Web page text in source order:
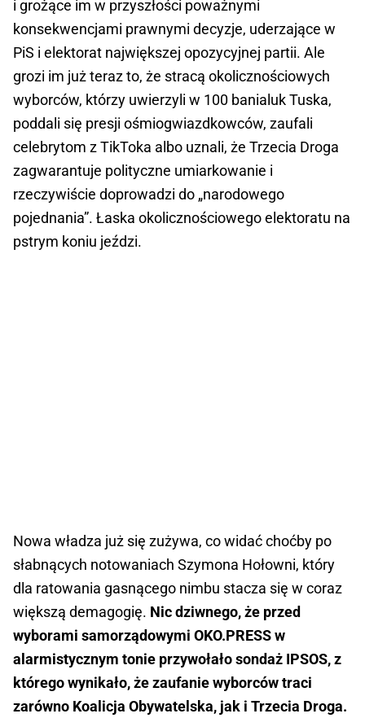
i grożące im w przyszłości poważnymi
konsekwencjami prawnymi decyzje, uderzające w
PiS i elektorat największej opozycyjnej partii. Ale
grozi im już teraz to, że stracą okolicznościowych
wyborców, którzy uwierzyli w 100 banialuk Tuska,
poddali się presji ośmiogwiazdkowców, zaufali
celebrytom z TikToka albo uznali, że Trzecia Droga
zagwarantuje polityczne umiarkowanie i
rzeczywiście doprowadzi do „narodowego
pojednania”. Łaska okolicznościowego elektoratu na
pstrym koniu jeździ.
Nowa władza już się zużywa, co widać choćby po
słabnących notowaniach Szymona Hołowni, który
dla ratowania gasnącego nimbu stacza się w coraz
większą demagogię. Nic dziwnego, że przed
wyborami samorządowymi OKO.PRESS w
alarmistycznym tonie przywołało sondaż IPSOS, z
którego wynikało, że zaufanie wyborców traci
zarówno Koalicja Obywatelska, jak i Trzecia Droga.